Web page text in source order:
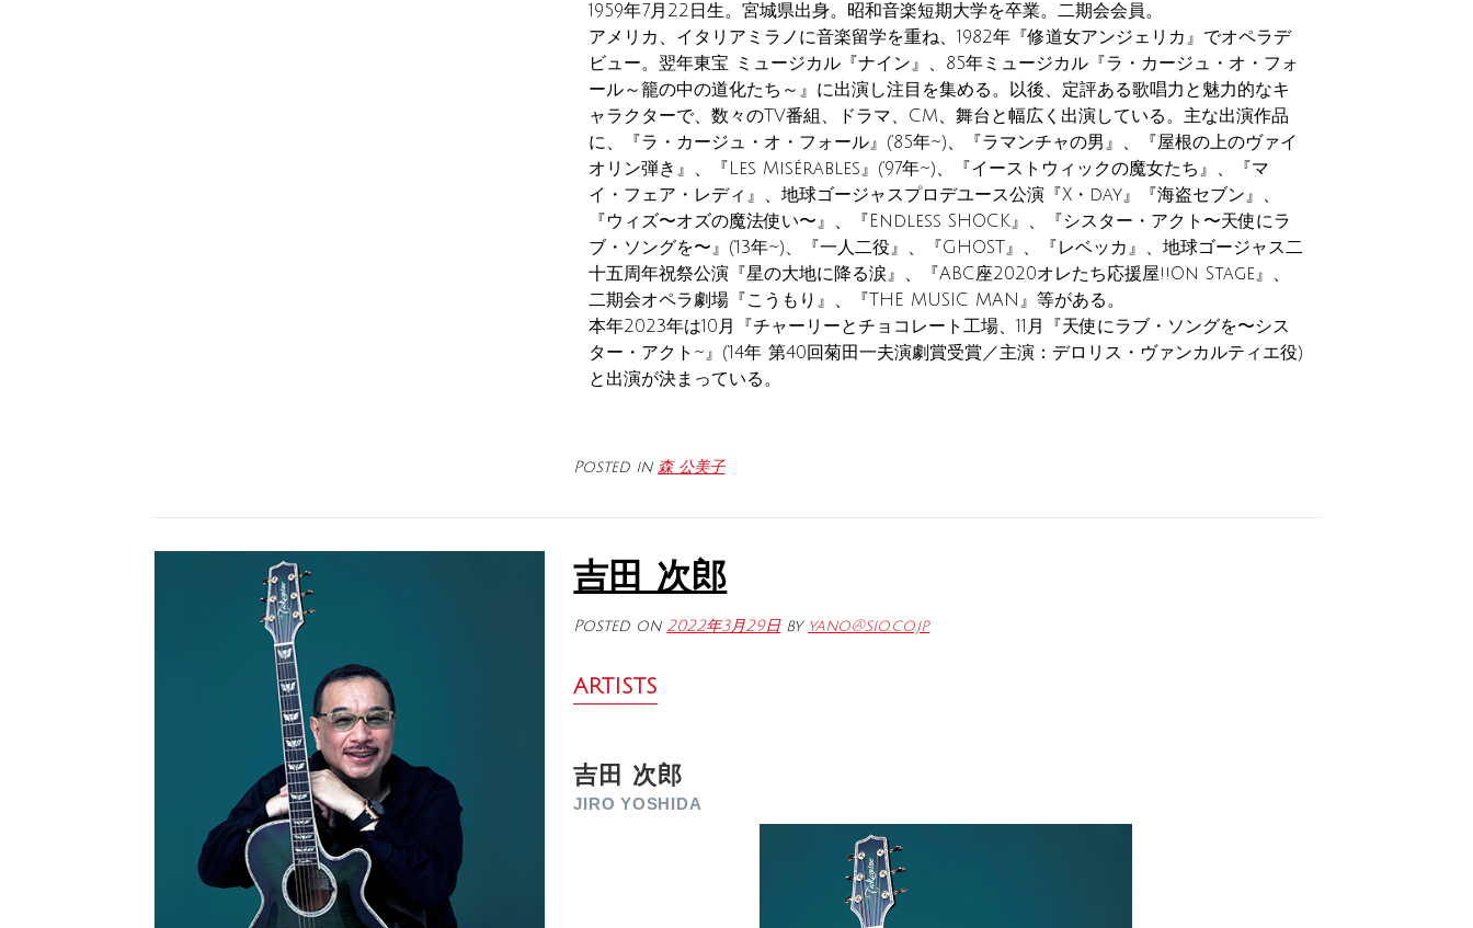
1959年7月22日生。宮城県出身。昭和音楽短期大学を卒業。二期会会員。
アメリカ、イタリアミラノに音楽留学を重ね、1982年『修道女アンジェリカ』でオペラデ
ビュー。翌年東宝 ミュージカル『ナイン』、85年ミュージカル『ラ・カージュ・オ・フォ
ール～籠の中の道化たち～』に出演し注目を集める。以後、定評ある歌唱力と魅力的なキ
ャラクターで、数々のTV番組、ドラマ、CM、舞台と幅広く出演している。主な出演作品
に、『ラ・カージュ・オ・フォール』(‘85年~)、『ラマンチャの男』、『屋根の上のヴァイ
オリン弾き』、『Les Misérables』(‘97年~)、『イーストウィックの魔女たち』、『マ
イ・フェア・レディ』、地球ゴージャスプロデユース公演『X・day』『海盗セブン』、
『ウィズ〜オズの魔法使い〜』、『Endless SHOCK』、『シスター・アクト〜天使にラ
ブ・ソングを〜』(‘13年~)、『一人二役』、『GHOST』、『レベッカ』、地球ゴージャス二
十五周年祝祭公演『星の大地に降る涙』、『ABC座2020オレたち応援屋!!On Stage』、
二期会オペラ劇場『こうもり』、『THE MUSIC MAN』等がある。
本年2023年は10月『チャーリーとチョコレート工場、11月『天使にラブ・ソングを〜シス
ター・アクト~』(‘14年 第40回菊田一夫演劇賞受賞／主演：デロリス・ヴァンカルティエ役)
と出演が決まっている。
Posted in 森 公美子
吉田 次郎
Posted on 2022年3月29日by yano@sio.co.jp
ARTISTS
吉田 次郎
JIRO YOSHIDA